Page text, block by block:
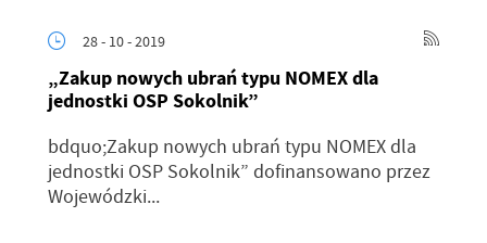
28 - 10 - 2019
„Zakup nowych ubrań typu NOMEX dla
jednostki OSP Sokolnik”
bdquo;Zakup nowych ubrań typu NOMEX dla
jednostki OSP Sokolnik” dofinansowano przez
Wojewódzki...